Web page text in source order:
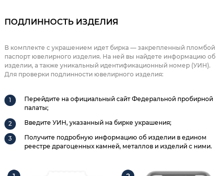
ПОДЛИННОСТЬ ИЗДЕЛИЯ
В комплекте с украшением идет бирка — закрепленный пломбой
паспорт ювелирного изделия. На ней вы найдете информацию об
изделии, а также уникальный идентификационный номер (УИН).
Для проверки подлинности ювелирного изделия:
Перейдите на официальный сайт Федеральной пробирной
палаты;
Введите УИН, указанный на бирке украшения;
Получите подробную информацию об изделии в едином
реестре драгоценных камней, металлов и изделий с ними.